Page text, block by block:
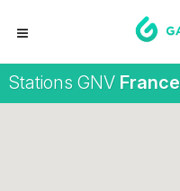
Stations GNV France